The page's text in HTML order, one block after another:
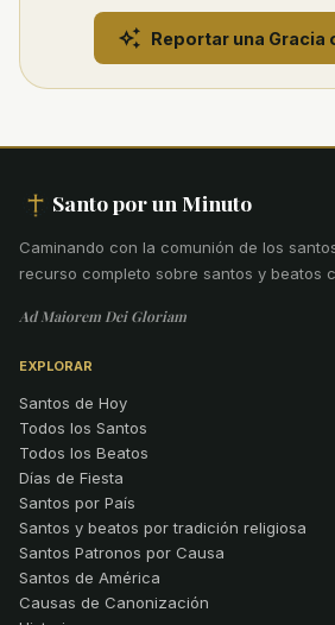
Reportar una Gracia
Santo por un Minuto
Caminando con la comunión de los
recurso completo sobre santos y beatos
Ad Maiorem Dei Gloriam
EXPLORAR
Santos de Hoy
Todos los Santos
Todos los Beatos
Días de Fiesta
Santos por País
Santos y beatos por tradición religiosa
Santos Patronos por Causa
Santos de América
Causas de Canonización